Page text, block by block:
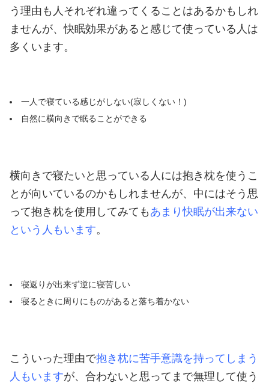
う理由も人それぞれ違ってくることはあるかもしれ
ませんが、快眠効果があると感じて使っている人は
多くいます。
一人で寝ている感じがしない(寂しくない！)
自然に横向きで眠ることができる
横向きで寝たいと思っている人には抱き枕を使うこ
とが向いているのかもしれませんが、中にはそう思
って抱き枕を使用してみても あまり快眠が出来ない
という人もいます。
寝返りが出来ず逆に寝苦しい
寝るときに周りにものがあると落ち着かない
こういった理由で抱き枕に苦手意識を持ってしまう
人もいますが、合わないと思ってまで無理して使う